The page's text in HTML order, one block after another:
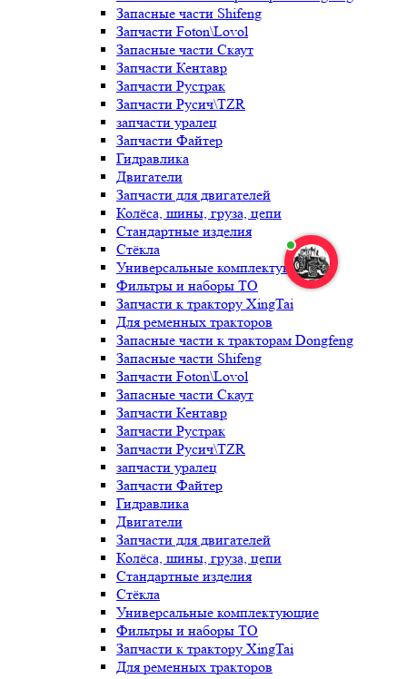
Запасные части Shifeng
Запчасти Foton\Lovol
Запасные части Скаут
Запчасти Кентавр
Запчасти Рустрак
Запчасти Русич\TZR
запчасти уралец
Запчасти Файтер
Гидравлика
Двигатели
Запчасти для двигателей
Колёса, шины, груза, цепи
Стандартные изделия
Стёкла
Универсальные комплектующие
Фильтры и наборы ТО
Запчасти к трактору XingTai
Для ременных тракторов
Запасные части к тракторам Dongfeng
Запасные части Shifeng
Запчасти Foton\Lovol
Запасные части Скаут
Запчасти Кентавр
Запчасти Рустрак
Запчасти Русич\TZR
запчасти уралец
Запчасти Файтер
Гидравлика
Двигатели
Запчасти для двигателей
Колёса, шины, груза, цепи
Стандартные изделия
Стёкла
Универсальные комплектующие
Фильтры и наборы ТО
Запчасти к трактору XingTai
Для ременных тракторов